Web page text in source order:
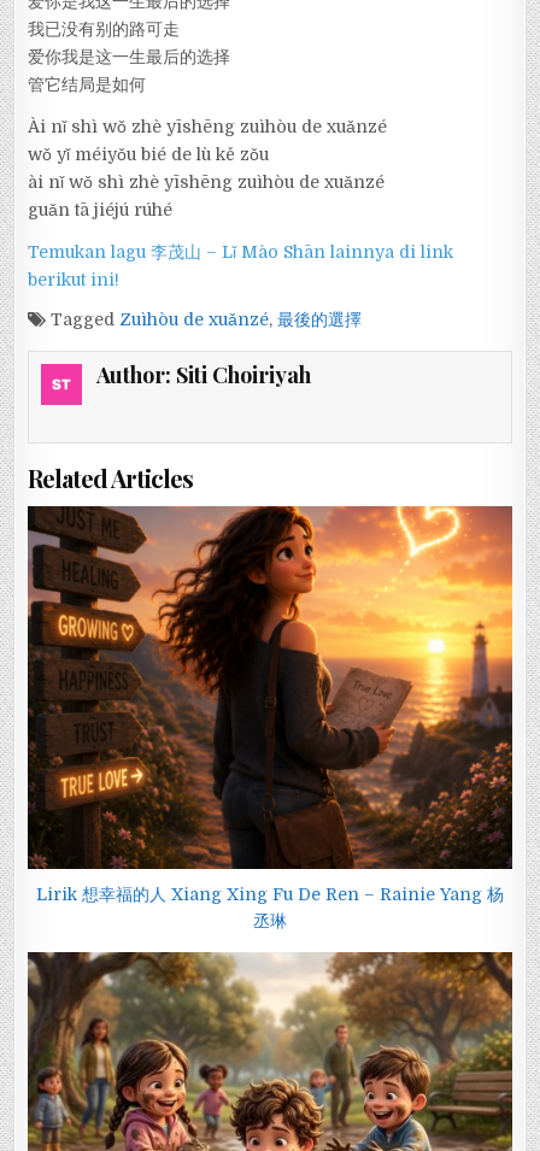
我已没有别的路可走
爱你我是这一生最后的选择
管它结局是如何
Ài nǐ shì wǒ zhè yīshēng zuìhòu de xuǎnzé
wǒ yǐ méiyǒu bié de lù kě zǒu
ài nǐ wǒ shì zhè yīshēng zuìhòu de xuǎnzé
guǎn tā jiéjú rúhé
Temukan lagu 李茂山 – Lǐ Mào Shān lainnya di link
berikut ini!
Tagged Zuìhòu de xuǎnzé,最後的選擇
Author: Siti Choiriyah
Related Articles
Lirik 想幸福的人 Xiang Xing Fu De Ren – Rainie Yang 杨
丞琳